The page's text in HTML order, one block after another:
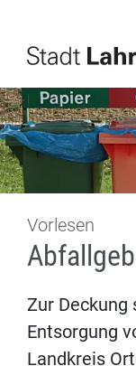
Vorlesen
Zur Deckung
Entsorgung
Landkreis